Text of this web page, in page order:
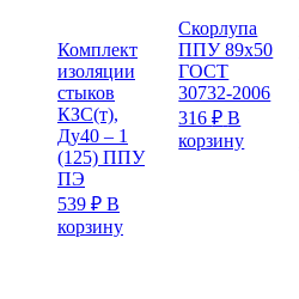
Комплект
изоляции
стыков
КЗС(т),
Ду40 – 1
(125) ППУ
ПЭ
539 ₽ В
корзину
Скорлупа
ППУ 89х50
ГОСТ
30732-2006
316₽ В
корзину